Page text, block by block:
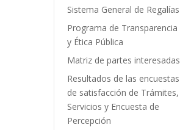
Sistema General de Regalías
Programa de Transparencia
y Ética Pública
Matriz de partes interesadas
Resultados de las encuestas
de satisfacción de Trámites,
Servicios y Encuesta de
Percepción